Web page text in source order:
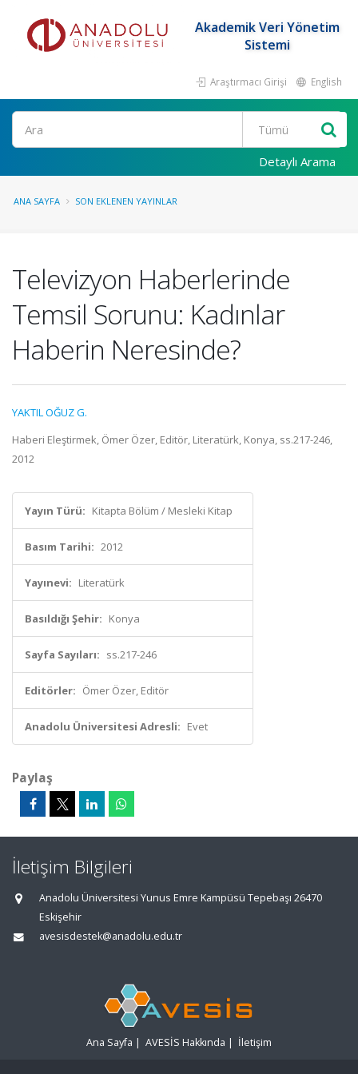
Akademik Veri Yönetim
Sistemi
Araştırmacı Girişi English
Ara
Detaylı Arama
ANA SAYFA SON EKLENEN YAYINLAR
Televizyon Haberlerinde
Temsil Sorunu: Kadınlar
Haberin Neresinde?
YAKTIL OĞUZ G.
Haberi Eleştirmek, Ömer Özer, Editör, Literatürk, Konya, ss.217-246,
2012
Yayın Türü: Kitapta Bölüm / Mesleki Kitap
Basım Tarihi: 2012
Yayınevi: Literatürk
Basıldığı Şehir: Konya
Sayfa Sayıları: ss.217-246
Editörler: Ömer Özer, Editör
Anadolu Üniversitesi Adresli: Evet
Paylaş
İletişim Bilgileri
Anadolu Üniversitesi Yunus Emre Kampüsü Tepebaşı 26470
Eskişehir
avesisdestek@anadolu.edu.tr
Ana Sayfa | AVESİS Hakkında | İletişim